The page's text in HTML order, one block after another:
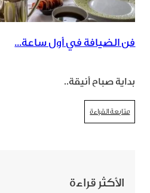
فن الضيافة في أول ساعة...
بداية صباح أنيقة..
متابعة القراءة
الأكثر قراءة